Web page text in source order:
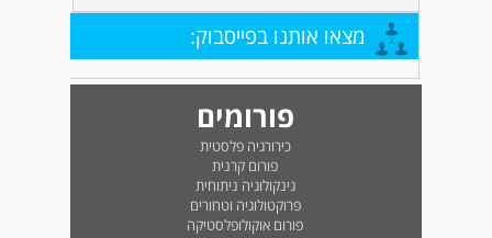
מצאו אותנו בפייסבוק:
פורומים
כירורגיה פלסטית
פורום קרנית
גינקולוגיה ניתוחית
פרוקטולוגיה וטחורים
פורום אוקולופלסטיקה